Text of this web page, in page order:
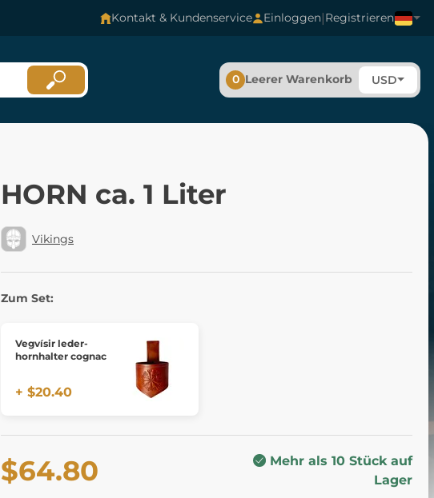
Kontakt & Kundenservice Einloggen|Registrieren
0 Leerer Warenkorb USD
HORN ca. 1 Liter
Vikings
Zum Set:
Vegvísir leder-
hornhalter cognac
+ $20.40
$64.80
Mehr als 10 Stück auf
Lager